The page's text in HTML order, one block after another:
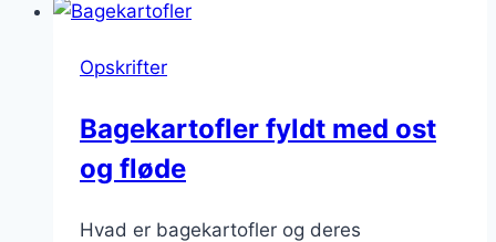
svampe
Opskrifter
Bagekartofler fyldt med ost
og fløde
Hvad er bagekartofler og deres